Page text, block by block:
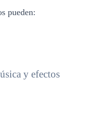
pueden:
y efectos